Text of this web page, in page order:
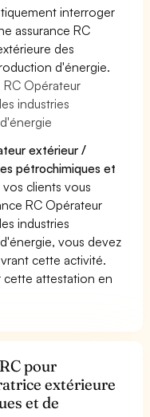
interroger
assurance RC
des
d'énergie.
RC Opérateur
industries
extérieur /
pétrochimiques et
vos clients vous
RC Opérateur
industries
vous devez
cette activité.
cette attestation en
pour
extérieure
et de